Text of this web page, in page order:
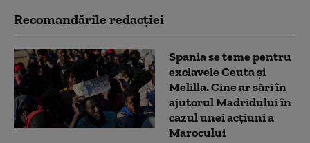
Recomandările redacţiei
Spania se teme pentru
exclavele Ceuta și
Melilla. Cine ar sări în
ajutorul Madridului în
cazul unei acțiuni a
Marocului